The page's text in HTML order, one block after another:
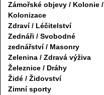
Zámořské objevy / Kolonie /
Kolonizace
Zdraví / Léčitelství
Zednáři / Svobodné
zednářství / Masonry
Zelenina / Zdravá výživa
Železnice / Dráhy
Židé / Židovství
Zimní sporty